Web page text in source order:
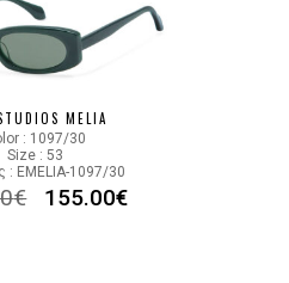
MELIA
: 1097/30
Size : 53
: EMELIA-1097/30
€ 155.00€